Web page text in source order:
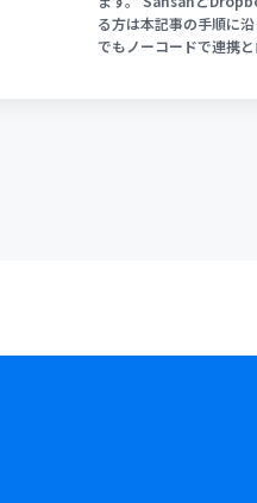
る方は本記事の手順に
でもノーコードで連携